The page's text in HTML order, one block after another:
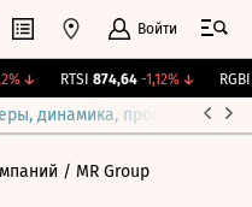
Войти
↓ RTSI 874,64 -1,12%↓ RGBI
динамика, прогнозы
/ MR Group